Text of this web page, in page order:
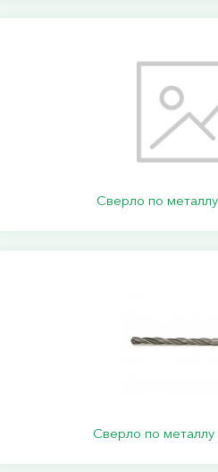
Сверло по
Сверло по